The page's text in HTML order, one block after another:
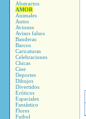
Abstractos
AMOR
Animales
Autos
Aviones
Avisos falsos
Banderas
Barcos
Caricaturas
Celebraciones
Chicas
Cine
Deportes
Dibujos
Divertidos
Eróticos
Espaciales
Fantástico
Flores
Futbol